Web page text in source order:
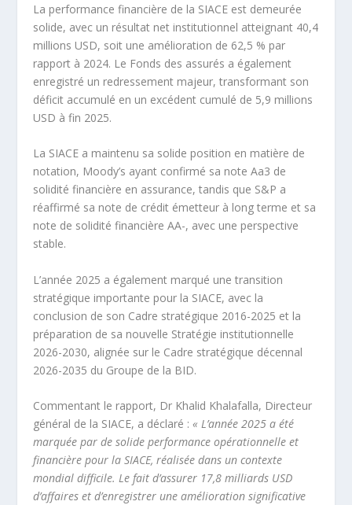
La performance financière de la SIACE est demeurée
solide, avec un résultat net institutionnel atteignant 40,4
millions USD, soit une amélioration de 62,5 % par
rapport à 2024. Le Fonds des assurés a également
enregistré un redressement majeur, transformant son
déficit accumulé en un excédent cumulé de 5,9 millions
USD à fin 2025.
La SIACE a maintenu sa solide position en matière de
notation, Moody’s ayant confirmé sa note Aa3 de
solidité financière en assurance, tandis que S&P a
réaffirmé sa note de crédit émetteur à long terme et sa
note de solidité financière AA-, avec une perspective
stable.
L’année 2025 a également marqué une transition
stratégique importante pour la SIACE, avec la
conclusion de son Cadre stratégique 2016-2025 et la
préparation de sa nouvelle Stratégie institutionnelle
2026-2030, alignée sur le Cadre stratégique décennal
2026-2035 du Groupe de la BID.
Commentant le rapport, Dr Khalid Khalafalla, Directeur
général de la SIACE, a déclaré :« L’année 2025 a été
marquée par de solide performance opérationnelle et
financière pour la SIACE, réalisée dans un contexte
mondial difficile. Le fait d’assurer 17,8 milliards USD
d’affaires et d’enregistrer une amélioration significative